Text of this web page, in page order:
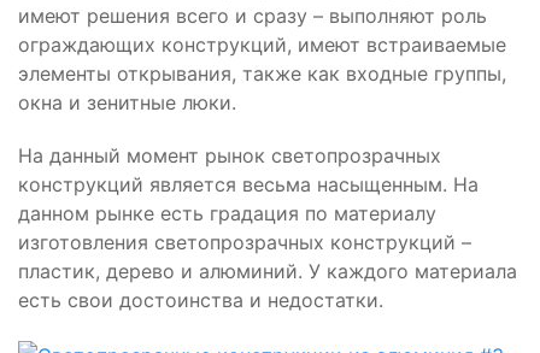
имеют решения всего и сразу – выполняют роль
ограждающих конструкций, имеют встраиваемые
элементы открывания, также как входные группы,
окна и зенитные люки.
На данный момент рынок светопрозрачных
конструкций является весьма насыщенным. На
данном рынке есть градация по материалу
изготовления светопрозрачных конструкций –
пластик, дерево и алюминий. У каждого материала
есть свои достоинства и недостатки.